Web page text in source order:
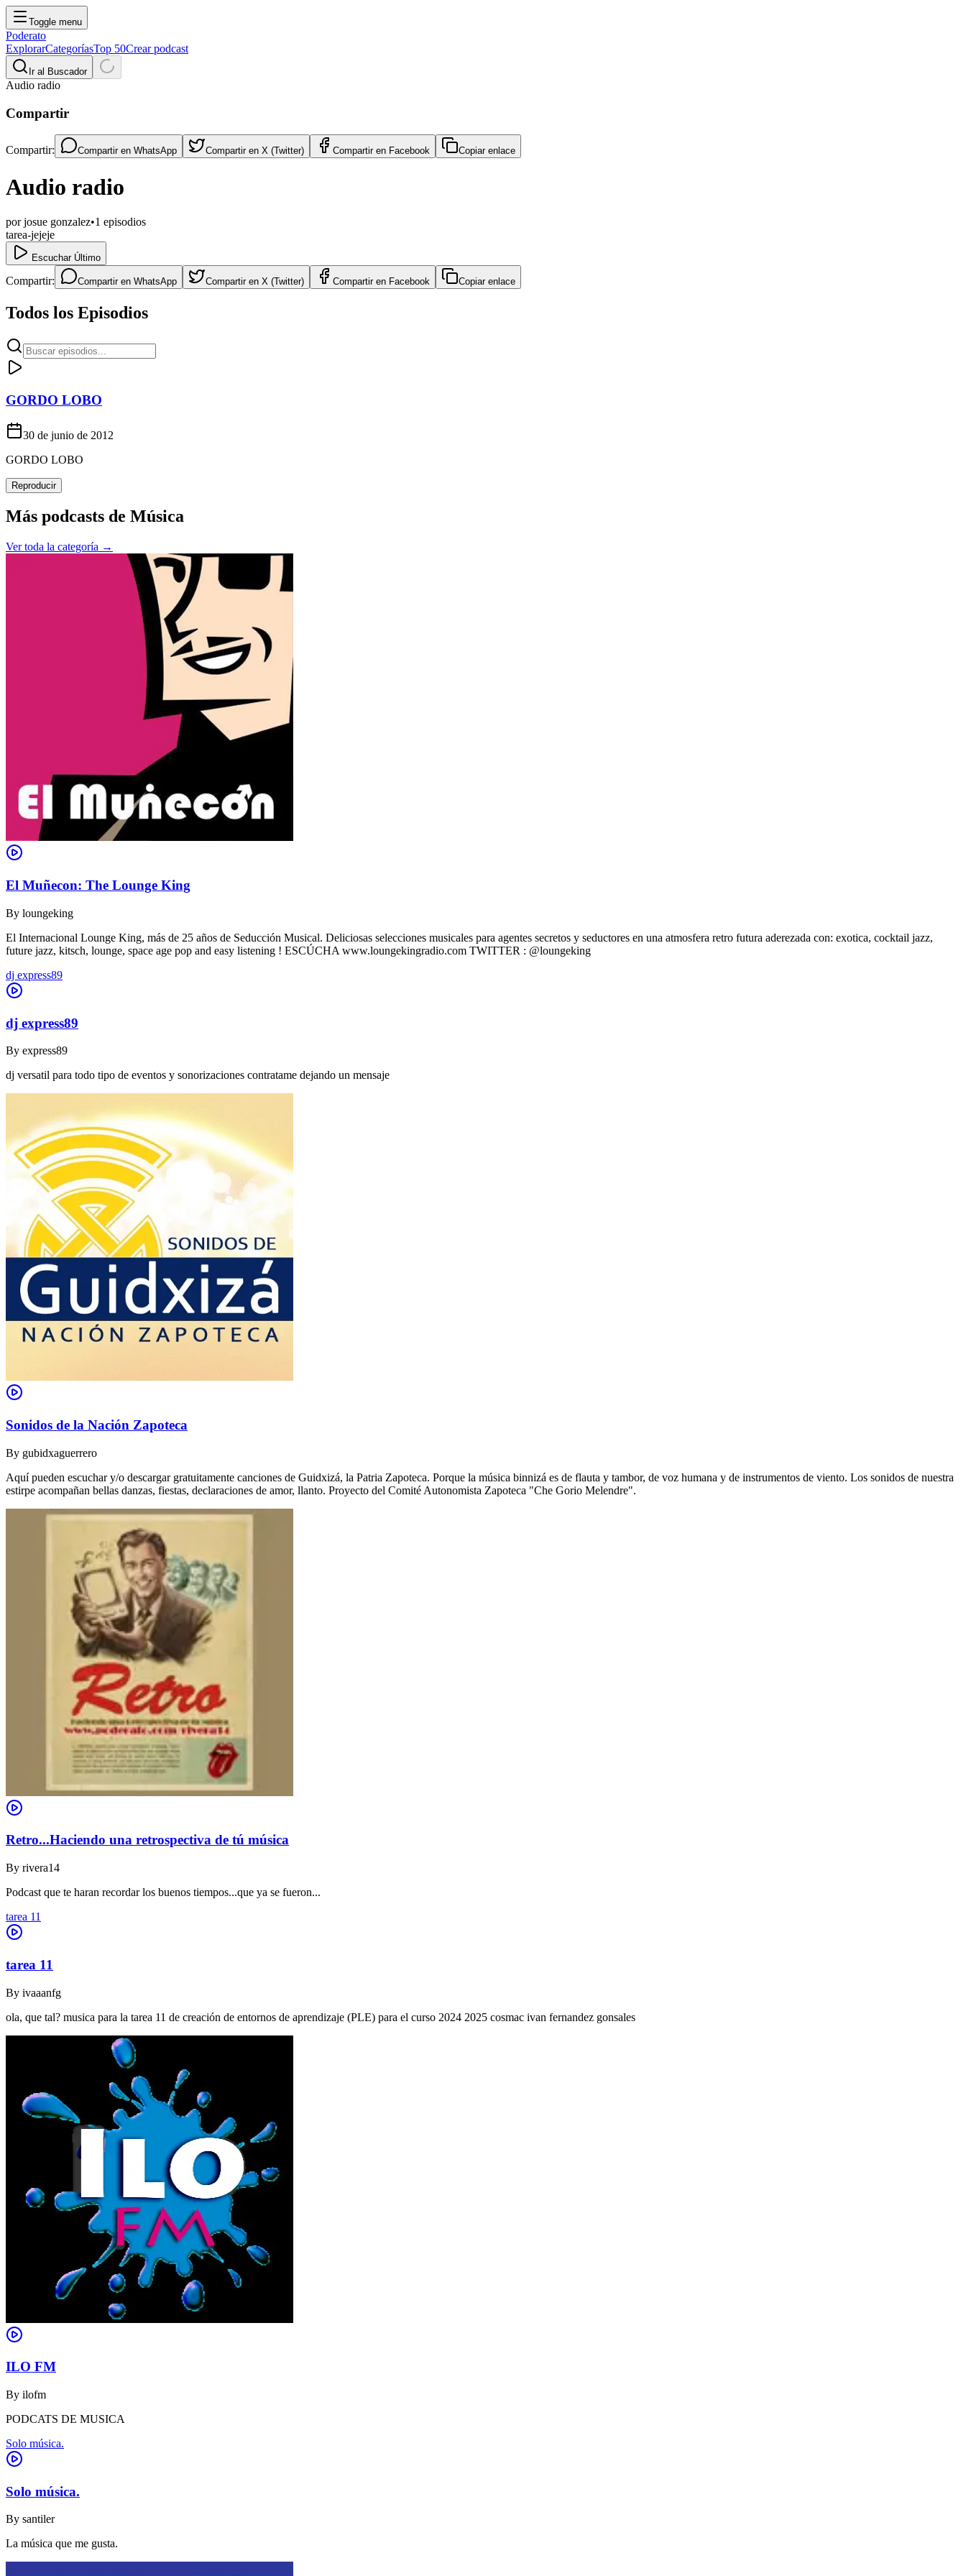
Toggle menu
Poderato
ExplorarCategoríasTop 50Crear podcast
Ir al Buscador
Audio radio
Compartir
Compartir: Compartir en WhatsApp Compartir en X (Twitter) Compartir en Facebook Copiar enlace
Audio radio
porjosue gonzalez•1 episodios
tarea-jejeje
Escuchar Último
Compartir: Compartir en WhatsApp Compartir en X (Twitter) Compartir en Facebook Copiar enlace
Todos los Episodios
GORDO LOBO
30 de junio de 2012
GORDO LOBO
Reproducir
Más podcasts de Música
Ver toda la categoría →
El Muñecon: The Lounge King
By loungeking
El Internacional Lounge King, más de 25 años de Seducción Musical. Deliciosas selecciones musicales para agentes secretos y seductores en una atmosfera retro futura aderezada con: exotica, cocktail jazz,
future jazz, kitsch, lounge, space age pop and easy listening ! ESCÚCHA www.loungekingradio.com TWITTER : @loungeking
dj express89
dj express89
By express89
dj versatil para todo tipo de eventos y sonorizaciones contratame dejando un mensaje
Sonidos de la Nación Zapoteca
By gubidxaguerrero
Aquí pueden escuchar y/o descargar gratuitamente canciones de Guidxizá, la Patria Zapoteca. Porque la música binnizá es de flauta y tambor, de voz humana y de instrumentos de viento. Los sonidos de nuestra
estirpe acompañan bellas danzas, fiestas, declaraciones de amor, llanto. Proyecto del Comité Autonomista Zapoteca "Che Gorio Melendre".
Retro...Haciendo una retrospectiva de tú música
By rivera14
Podcast que te haran recordar los buenos tiempos...que ya se fueron...
tarea 11
tarea 11
By ivaaanfg
ola, que tal? musica para la tarea 11 de creación de entornos de aprendizaje (PLE) para el curso 2024 2025 cosmac ivan fernandez gonsales
ILO FM
By ilofm
PODCATS DE MUSICA
Solo música.
Solo música.
By santiler
La música que me gusta.